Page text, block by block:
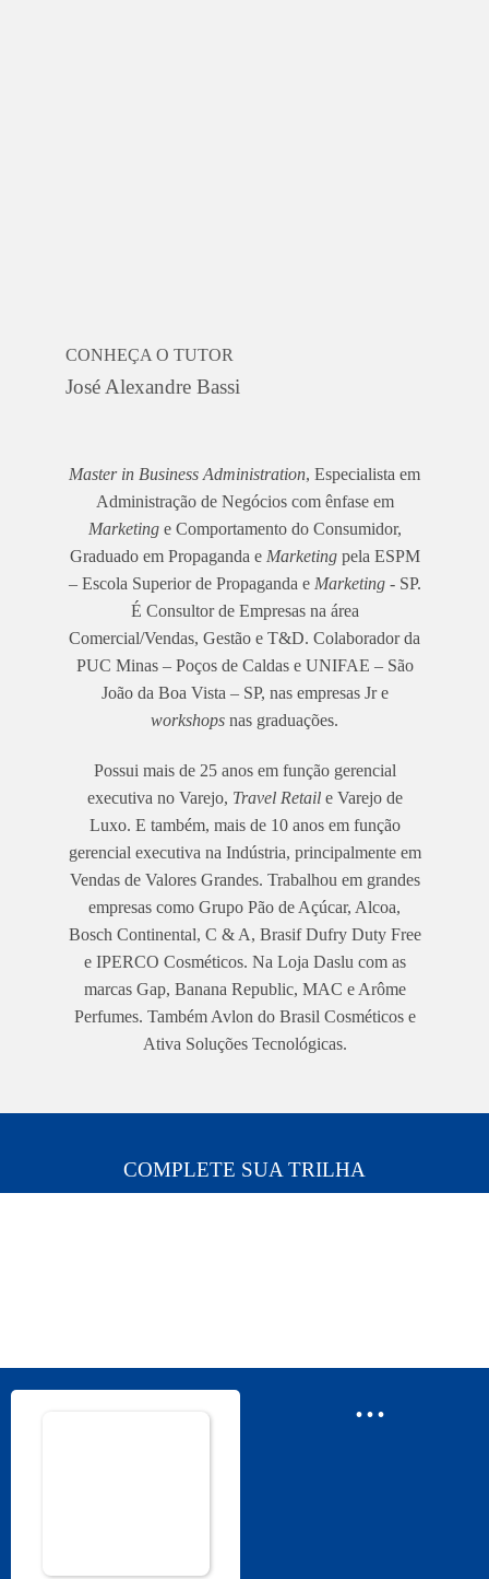
CONHEÇA O TUTOR
José Alexandre Bassi
Master in Business Administration, Especialista em
Administração de Negócios com ênfase em
Marketinge Comportamento do Consumidor,
Graduado em Propaganda e Marketingpela ESPM
– Escola Superior de Propaganda e Marketing- SP.
É Consultor de Empresas na área
Comercial/Vendas, Gestão e T&D. Colaborador da
PUC Minas – Poços de Caldas e UNIFAE – São
João da Boa Vista – SP, nas empresas Jr e
workshops nas graduações.
Possui mais de 25 anos em função gerencial
executiva no Varejo, Travel Retaile Varejo de
Luxo. E também, mais de 10 anos em função
gerencial executiva na Indústria, principalmente em
Vendas de Valores Grandes. Trabalhou em grandes
empresas como Grupo Pão de Açúcar, Alcoa,
Bosch Continental, C & A, Brasif Dufry Duty Free
e IPERCO Cosméticos. Na Loja Daslu com as
marcas Gap, Banana Republic, MAC e Arôme
Perfumes. Também Avlon do Brasil Cosméticos e
Ativa Soluções Tecnológicas.
COMPLETE SUA TRILHA
...